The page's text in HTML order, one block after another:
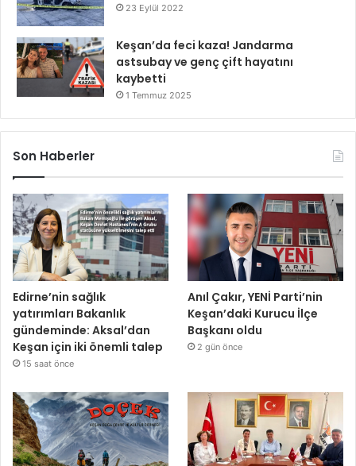
23 Eylül 2022
Keşan’da feci kaza! Jandarma
astsubay ve genç çift hayatını
kaybetti
1 Temmuz 2025
Son Haberler
Edirne’nin sağlık
yatırımları Bakanlık
gündeminde: Aksal’dan
Keşan için iki önemli talep
15 saat önce
Anıl Çakır, YENİ Parti’nin
Keşan’daki Kurucu İlçe
Başkanı oldu
2 gün önce